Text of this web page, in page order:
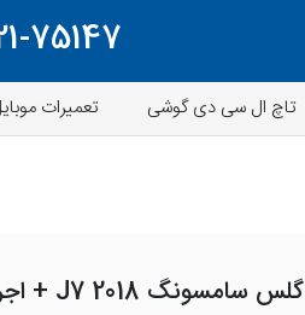
75147
تاچ ال سی دی گوشی تعمیرات
گلس سامسونگ J7 2018 + اجرت تعویض